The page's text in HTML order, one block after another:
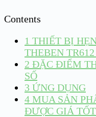
Contents
1 THIẾT BỊ
THEBEN TR612
2 ĐẶC ĐIỂM
SỐ
3 ỨNG DỤNG
4 MUA SẢN
ĐƯỢC GIÁ